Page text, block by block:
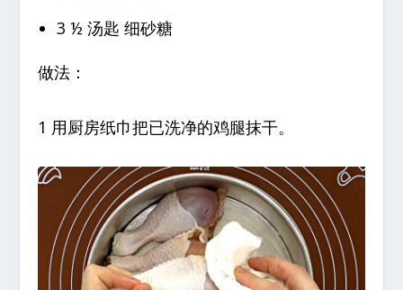
3 ½ 汤匙 细砂糖
做法：
1 用厨房纸巾把已洗净的鸡腿抹干。